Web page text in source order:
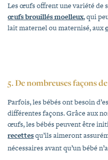
Les œufs offrent une variété de
œufs brouillés moelleux, qui
lait maternel ou maternisé, aux
5.De nombreuses façons
Parfois, les bébés ont besoin
différentes façons. Grâce aux
œufs, les bébés peuvent être
recettesqu’ils aimeront
nécessaires avant qu’un bébé